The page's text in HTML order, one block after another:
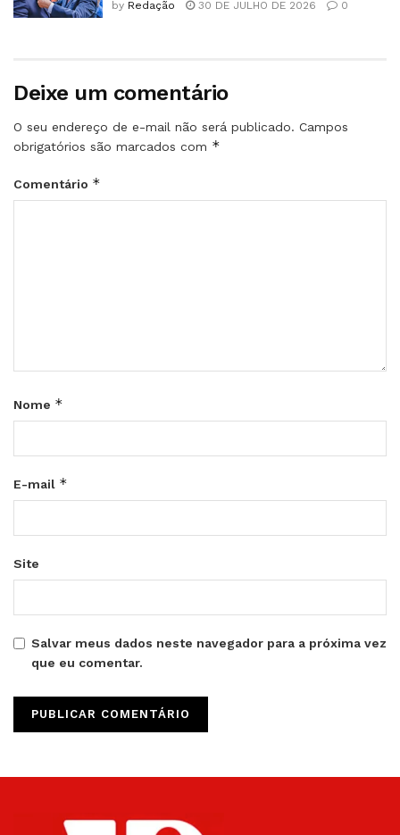
by Redação 30 DE JULHO DE 2026 0
Deixe um comentário
O seu endereço de e-mail não será publicado. Campos
obrigatórios são marcados com *
Comentário *
Nome *
E-mail *
Site
Salvar meus dados neste navegador para a próxima vez
que eu comentar.